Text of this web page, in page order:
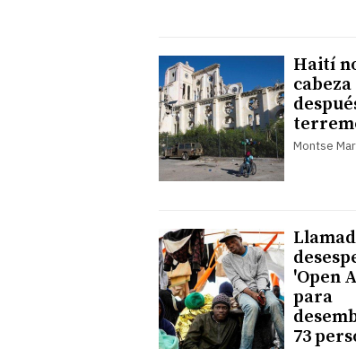
Haití
Montse
'Open
para
73